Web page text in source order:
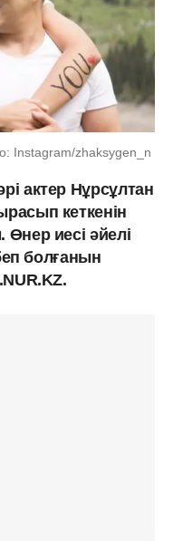
Instagram/zhaksygen_n
актер Нұрсұлтан
кеткенін
иесі әйелі
болғанын